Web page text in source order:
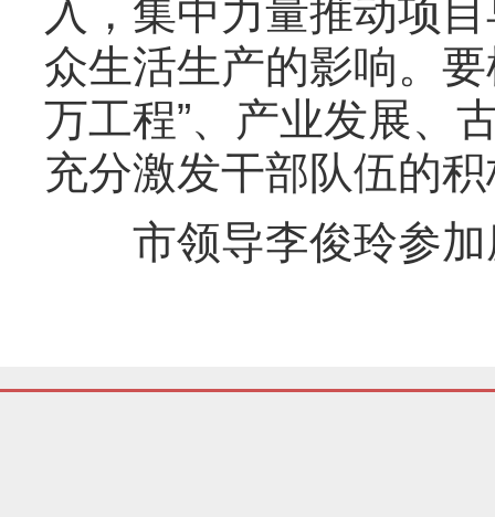
入，集中力量推动项
众生活生产的影响。
万工程”、产业发展、
充分激发干部队伍的
市领导李俊玲参加